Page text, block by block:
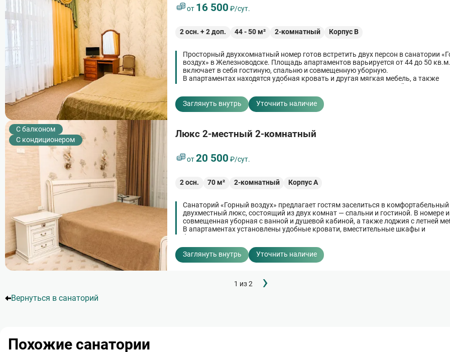
от 16 500 ₽/сут.
2осн. +2доп. 44-50 м² 2-комнатный Корпус В
Просторный двухкомнатный номер готов встретить двух персон в санатории
воздух» в Железноводске. Площадь апартаментов варьируется от 44 до 50
включает в себя гостиную, спальню и совмещенную уборную.
В апартаментах находятся удобная кровать и другая мягкая мебель, а также
вместительные шкафы и тумбочки для размещения личных вещей. Есть зоны
общения и работы. Обстановка создана таким образом, чтобы гостям было
комфортно.
Заглянуть внутрь Уточнить наличие
C балконом
С кондиционером
Люкс 2-местный 2-комнатный
от20 500 ₽/сут.
2осн. 70 м² 2-комнатный Корпус А
Санаторий «Горный воздух» предлагает гостям заселиться в комфортабельный
двухместный люкс, состоящий из двух комнат — спальни и гостиной. В номере
совмещенная уборная с ванной и душевой кабиной, а также лоджия с летней
В апартаментах установлены удобные кровати, вместительные шкафы и
функциональные столы. Кроме того, в пользование отдыхающих
бытовая техника: холодильник, телевизор, электрочайник и фен.
Заглянуть внутрь
Уточнить наличие
страниц
1 из 2 Следующая
страница
›
Вернуться в санаторий
Похожие санатории